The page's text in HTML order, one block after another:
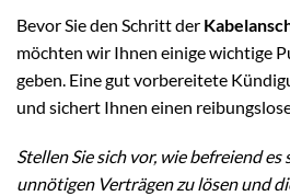
Bevor Sie den Schritt der
möchten wir Ihnen einige wichtige
geben. Eine gut vorbereitete
und sichert Ihnen einen
Stellen Sie sich vor, wie befreiend es
unnötigen Verträgen zu lösen und